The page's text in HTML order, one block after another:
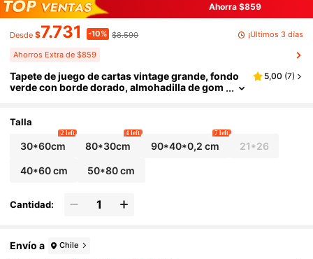
Ahorra $859
Desde $7.731 -10% $8.590 ¡Últimos 3 días
Ahorros Extra de $859
Tapete de juego de cartas vintage grande, fondo
verde con borde dorado, almohadilla de gom
5,00 (7)
Talla
30*60cm
2 left
80*30cm
4 left
90*40*0,2 cm
7 left
21*26
40*60 cm 50*80 cm
Cantidad:
Envío a Chile